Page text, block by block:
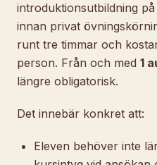
introduktionsutbildning
innan privat
runt tre timmar och
person. Från och med 1
längre obligatorisk.
Det innebär konkret att:
Eleven behöver inte